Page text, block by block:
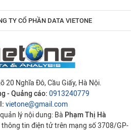
TY CỔ PHẦN DATA VIETONE
20 Nghĩa Đô, Cầu Giấy, Hà Nội.
- Quảng cáo: 0913240779
vietone@gmail.com
lý nội dung: Bà Phạm Thị Hà
tin điện tử trên mạng số 3708/GP-